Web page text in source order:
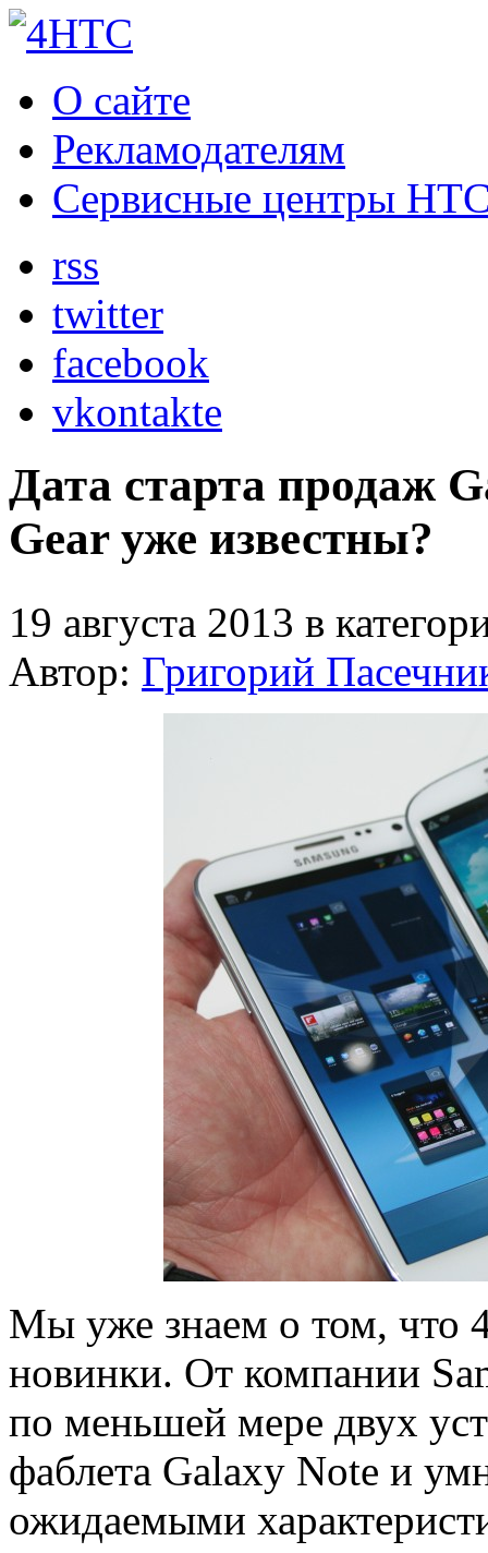
О сайте
Рекламодателям
Сервисные центры
rss
twitter
facebook
vkontakte
Дата старта продаж
Gear уже известны?
19 августа 2013 в
Автор: Григорий
Мы уже знаем о том, что
новинки. От компании
по меньшей мере двух
фаблета Galaxy Note и
ожидаемыми